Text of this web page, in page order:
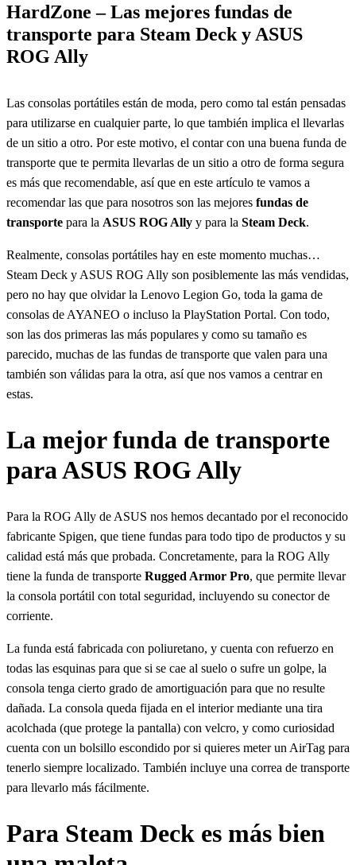
HardZone – Las mejores fundas de
transporte para Steam Deck y ASUS
ROG Ally
Las consolas portátiles están de moda, pero como tal están pensadas
para utilizarse en cualquier parte, lo que también implica el llevarlas
de un sitio a otro. Por este motivo, el contar con una buena funda de
transporte que te permita llevarlas de un sitio a otro de forma segura
es más que recomendable, así que en este artículo te vamos a
recomendar las que para nosotros son las mejores fundas de
transporte para la ASUS ROG Ally y para la Steam Deck.
Realmente, consolas portátiles hay en este momento muchas…
Steam Deck y ASUS ROG Ally son posiblemente las más vendidas,
pero no hay que olvidar la Lenovo Legion Go, toda la gama de
consolas de AYANEO o incluso la PlayStation Portal. Con todo,
son las dos primeras las más populares y como su tamaño es
parecido, muchas de las fundas de transporte que valen para una
también son válidas para la otra, así que nos vamos a centrar en
estas.
La mejor funda de transporte
para ASUS ROG Ally
Para la ROG Ally de ASUS nos hemos decantado por el reconocido
fabricante Spigen, que tiene fundas para todo tipo de productos y su
calidad está más que probada. Concretamente, para la ROG Ally
tiene la funda de transporte Rugged Armor Pro, que permite llevar
la consola portátil con total seguridad, incluyendo su conector de
corriente.
La funda está fabricada con poliuretano, y cuenta con refuerzo en
todas las esquinas para que si se cae al suelo o sufre un golpe, la
consola tenga cierto grado de amortiguación para que no resulte
dañada. La consola queda fijada en el interior mediante una tira
acolchada (que protege la pantalla) con velcro, y como curiosidad
cuenta con un bolsillo escondido por si quieres meter un AirTag para
tenerlo siempre localizado. También incluye una correa de transporte
para llevarlo más fácilmente.
Para Steam Deck es más bien